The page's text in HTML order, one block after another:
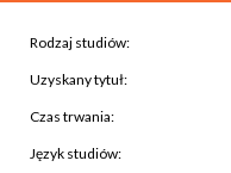
Rodzaj studiów:
Uzyskany tytuł:
Czas trwania:
Język studiów: